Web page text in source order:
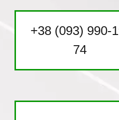
+38 (093) 990-
74